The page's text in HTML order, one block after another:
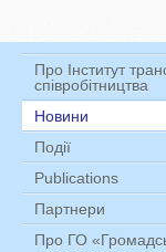
Про Інститут
співробітництва
Новини
Події
Publications
Партнери
Про ГО